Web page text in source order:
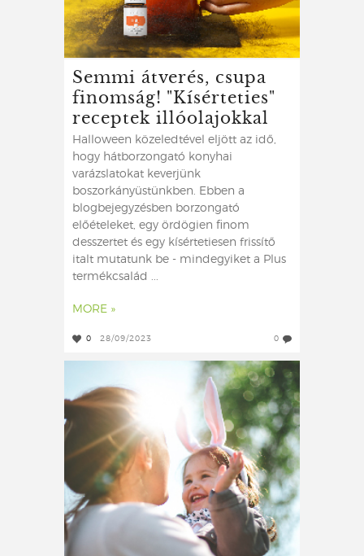
Semmi átverés, csupa
finomság! "Kísérteties"
receptek illóolajokkal
Halloween közeledtével eljött az idő,
hogy hátborzongató konyhai
varázslatokat keverjünk
boszorkányüstünkben. Ebben a
blogbejegyzésben borzongató
előételeket, egy ördögien finom
desszertet és egy kísértetiesen frissítő
italt mutatunk be - mindegyiket a Plus
termékcsalád ...
MORE »
0 28/09/2023 0